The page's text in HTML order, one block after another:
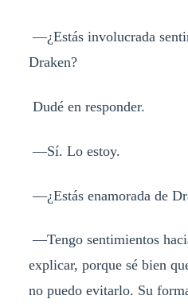
—¿Estás involucrada
Draken?
Dudé en responder.
—Sí. Lo estoy.
—¿Estás enamorada de
—Tengo sentimientos
explicar, porque sé bien
no puedo evitarlo. Su